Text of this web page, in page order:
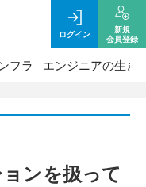
ログイン
新規
会員登録
フラ エンジニアの生き
ンを扱って